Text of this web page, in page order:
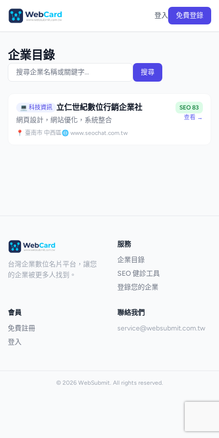
登入 免費登錄
企業目錄
搜尋
💻 科技資訊 立仁世紀數位行銷企業社
網頁設計，網站優化，系統整合
📍 臺南市 中西區🌐 www.seochat.com.tw
SEO 83
查看 →
台灣企業數位名片平台，讓您
的企業被更多人找到。
服務
企業目錄
SEO 健診工具
登錄您的企業
會員
免費註冊
登入
聯絡我們
service@websubmit.com.tw
© 2026 WebSubmit. All rights reserved.